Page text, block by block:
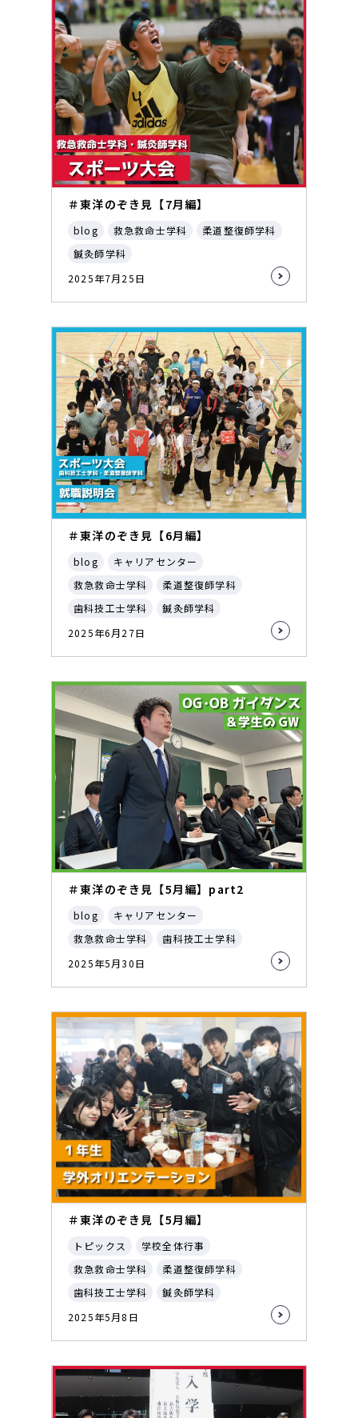
＃東洋のぞき見【7月編】
blog 救急救命士学科
柔道整復師学科
鍼灸師学科
2025年7月25日
＃東洋のぞき見【6月編】
blog
キャリアセンター
救急救命士学科
柔道整復師学科
歯科技工士学科
鍼灸師学科
2025年6月27日
＃東洋のぞき見【5月編】part2
blog
キャリアセンター
救急救命士学科
歯科技工士学科
2025年5月30日
＃東洋のぞき見【5月編】
トピックス
学校全体行事
救急救命士学科
柔道整復師学科
歯科技工士学科
鍼灸師学科
2025年5月8日